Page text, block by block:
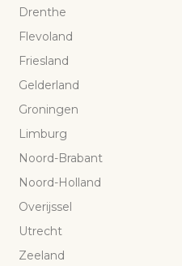
Drenthe
Flevoland
Friesland
Gelderland
Groningen
Limburg
Noord-Brabant
Noord-Holland
Overijssel
Utrecht
Zeeland